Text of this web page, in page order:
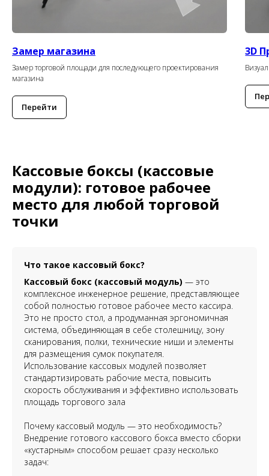
Замер магазина
Замер торговой площади для последующего проектирования
магазина
Перейти
3D
Кассовые боксы (кассовые
модули): готовое рабочее
место для любой торговой
точки
Что такое кассовый бокс?
Кассовый бокс (кассовый модуль) — это
комплексное инженерное решение, представляющее
собой полностью готовое рабочее место кассира.
Это не просто стол, а продуманная эргономичная
система, объединяющая в себе столешницу, зону
сканирования, полки, технические ниши и элементы
для размещения сумок покупателя.
Использование кассовых модулей позволяет
стандартизировать рабочие места, повысить
скорость обслуживания и эффективно использовать
площадь торгового зала
Почему кассовый модуль — это необходимость?
Внедрение готового кассового бокса вместо сборки
«кустарным» способом решает сразу несколько
задач: